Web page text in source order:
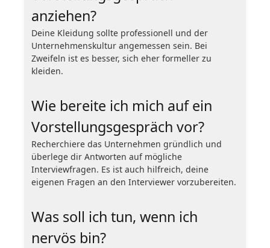
anziehen?
Deine Kleidung sollte professionell und der
Unternehmenskultur angemessen sein. Bei
Zweifeln ist es besser, sich eher formeller zu
kleiden.
Wie bereite ich mich auf ein
Vorstellungsgespräch vor?
Recherchiere das Unternehmen gründlich und
überlege dir Antworten auf mögliche
Interviewfragen. Es ist auch hilfreich, deine
eigenen Fragen an den Interviewer vorzubereiten.
Was soll ich tun, wenn ich
nervös bin?